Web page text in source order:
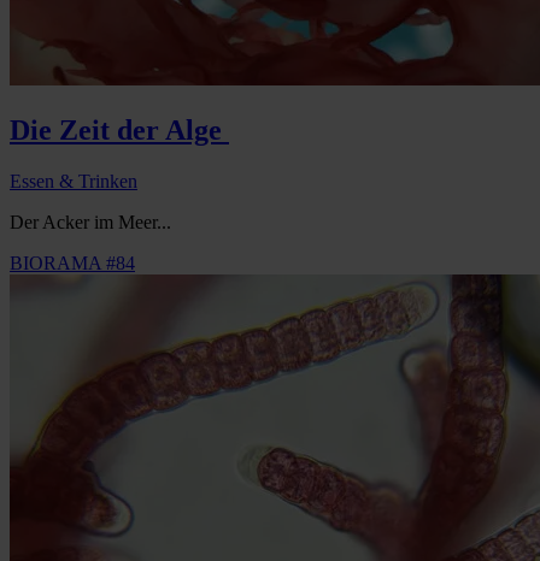
Die Zeit der Alge
Essen & Trinken
Der Acker im Meer...
BIORAMA #84